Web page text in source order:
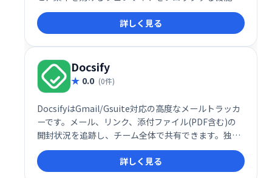
搭載。作業時間と休憩時間を管理し、生産性を維持し
たい方におすすめです。詳しく見る
Docsify
0.0 (0件)
DocsifyはGmail/Gsuite対応の高度なメールトラッカ
ーです。メール、リンク、添付ファイル(PDF含む)の
開封状況を追跡し、チーム全体で共有できます。独自
のテキストショートカットでテンプレートを作成、チ
ームメンバーの生産性も把握可能です。過払いなしで
利用でき、チームワークの向上と業務効率化を支援し
詳しく見る